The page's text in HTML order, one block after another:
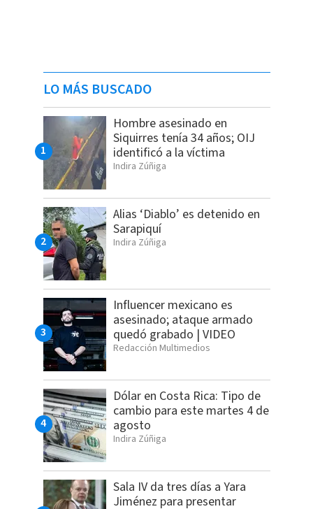
LO MÁS BUSCADO
Hombre asesinado en
Siquirres tenía 34 años; OIJ
identificó a la víctima
Indira Zúñiga
Alias ‘Diablo’ es detenido en
Sarapiquí
Indira Zúñiga
Influencer mexicano es
asesinado; ataque armado
quedó grabado | VIDEO
Redacción Multimedios
Dólar en Costa Rica: Tipo de
cambio para este martes 4 de
agosto
Indira Zúñiga
Sala IV da tres días a Yara
Jiménez para presentar